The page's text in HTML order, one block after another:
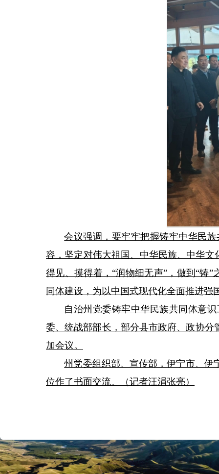
会议强调，要牢牢把握铸牢中华民
容，坚定对伟大祖国、中华民族、中华
得见、摸得着，“润物细无声”，做到“铸
同体建设，为以中国式现代化全面推进
自治州党委铸牢中华民族共同体意
委、统战部部长，部分县市政府、政协
加会议。
州党委组织部、宣传部，伊宁市、伊
位作了书面交流。
（记者汪涓张亮）